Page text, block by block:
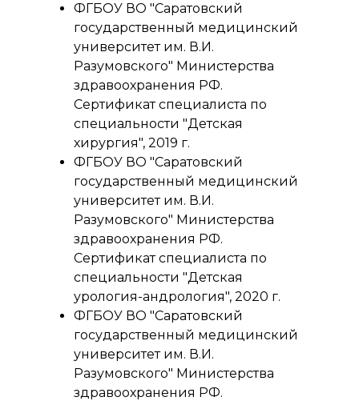
ФГБОУ ВО "Саратовский
государственный медицинский
университет им. В.И.
Разумовского" Министерства
здравоохранения РФ.
Сертификат специалиста по
специальности "Детская
хирургия", 2019 г.
ФГБОУ ВО "Саратовский
государственный медицинский
университет им. В.И.
Разумовского" Министерства
здравоохранения РФ.
Сертификат специалиста по
специальности "Детская
урология-андрология", 2020 г.
ФГБОУ ВО "Саратовский
государственный медицинский
университет им. В.И.
Разумовского" Министерства
здравоохранения РФ.